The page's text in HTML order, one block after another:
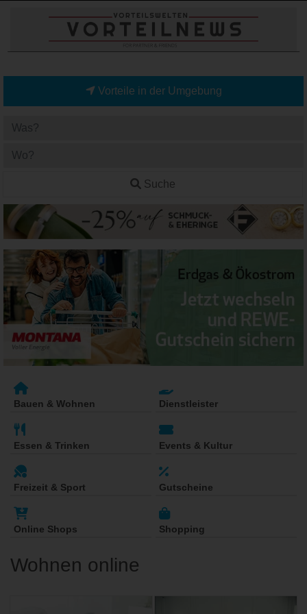
Vorteile in der Umgebung
Suche
Bauen & Wohnen Dienstleister
Essen & Trinken Events & Kultur
Freizeit & Sport Gutscheine
Online Shops Shopping
Wohnen online